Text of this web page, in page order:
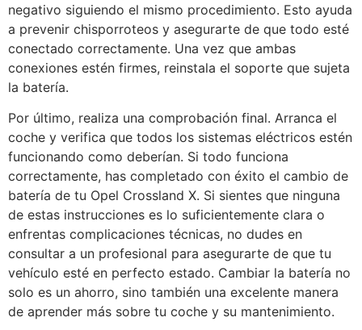
negativo siguiendo el mismo procedimiento. Esto ayuda
a prevenir chisporroteos y asegurarte de que todo esté
conectado correctamente. Una vez que ambas
conexiones estén firmes, reinstala el soporte que sujeta
la batería.
Por último, realiza una comprobación final. Arranca el
coche y verifica que todos los sistemas eléctricos estén
funcionando como deberían. Si todo funciona
correctamente, has completado con éxito el cambio de
batería de tu Opel Crossland X. Si sientes que ninguna
de estas instrucciones es lo suficientemente clara o
enfrentas complicaciones técnicas, no dudes en
consultar a un profesional para asegurarte de que tu
vehículo esté en perfecto estado. Cambiar la batería no
solo es un ahorro, sino también una excelente manera
de aprender más sobre tu coche y su mantenimiento.